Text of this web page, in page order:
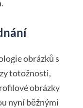
obrázků s
totožnosti,
obrázky
nyní běžnými